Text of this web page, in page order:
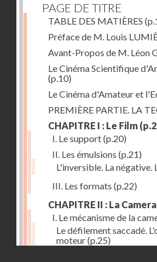
PAGE DE TITRE
TABLE DES MATIÈRES
Préface de M. Louis
Avant-Propos de M. Léon
Le Cinéma Scientifique
(p.10)
Le Cinéma d'Amateur et
PREMIÈRE PARTIE. LA
CHAPITRE I : Le Film
I. Le support(p.20)
II. Les émulsions (p.21)
L'inversible. La négative.
III. Les formats (p.22)
CHAPITRE II : La Camera
I. Le mécanisme de la
Le défilement saccadé.
moteur(p.25)